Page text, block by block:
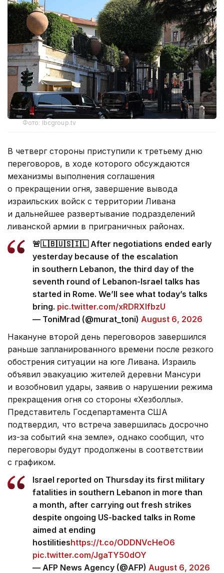
Фото: lbcgroup.tv
В четверг стороны приступили к третьему дню
переговоров, в ходе которого обсуждаются
механизмы выполнения соглашения
о прекращении огня, завершение вывода
израильских войск с территории Ливана
и дальнейшее развертывание подразделений
ливанской армии в приграничных районах.
🚨🇱🇧🇺🇸🇮🇱 After negotiations ended early
yesterday because of the escalation
in southern Lebanon, the third day of the
seventh round of Lebanon-Israel talks has
started in Rome. We’ll see what today’s talks
bring. pic.twitter.com/xRDRXlfbzU
— ToniMrad (@murat_toni) August 6, 2026
Накануне второй день переговоров завершился
раньше запланированного времени после резкого
обострения ситуации на юге Ливана. Израиль
объявил эвакуацию жителей деревни Мансури
и возобновил удары, заявив о нарушении режима
прекращения огня со стороны «Хезболлы».
Представитель Госдепартамента США
подтвердил, что встреча завершилась досрочно
из-за событий «на земле», однако сообщил, что
переговоры будут продолжены в соответствии
с графиком.
Israel reported on Thursday its first military
fatalities in southern Lebanon in more than
a month, after carrying out fresh strikes
despite ongoing US-backed talks in Rome
aimed at ending
hostilitieshttps://t.co/ODDNVcHeO6
pic.twitter.com/JgaTY50dOY
— AFP News Agency (@AFP) August 6, 2026